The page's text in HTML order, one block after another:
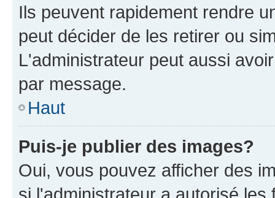
Ils peuvent rapidement rendre
peut décider de les retirer ou
L'administrateur peut aussi
par message.
Haut
Puis-je publier des images?
Oui, vous pouvez afficher des